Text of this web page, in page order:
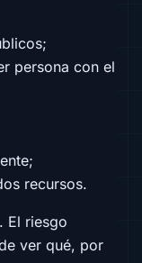
persona con el
recursos.
El riesgo
ver qué, por